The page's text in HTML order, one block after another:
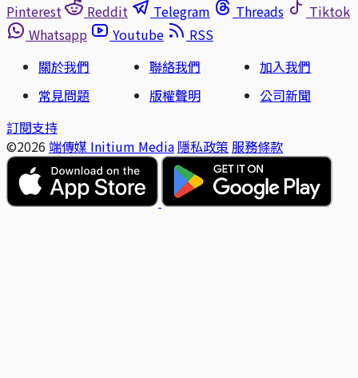
Pinterest
Reddit Telegram Threads
Tiktok
Whatsapp
Youtube
RSS
關於我們
聯絡我們
加入我們
常見問題
版權聲明
公司新聞
訂閱支持
©2026 端傳媒 Initium Media 隱私政策 服務條款